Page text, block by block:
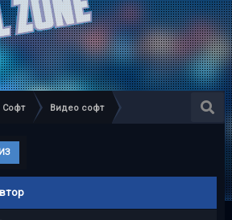
Софт Видео софт